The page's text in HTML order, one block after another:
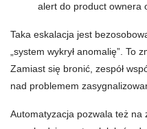
alert do product ownera
Taka eskalacja jest
„system wykrył anomalię”. To
Zamiast się bronić, zespół
nad problemem
Automatyzacja pozwala też na